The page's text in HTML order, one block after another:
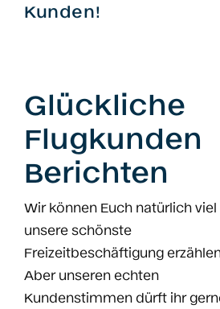
Kunden!
Glückliche
Flugkunden
Berichten
Wir können Euch natürlich
unsere schönste
Freizeitbeschäftigung
Aber unseren echten
Kundenstimmen dürft ihr